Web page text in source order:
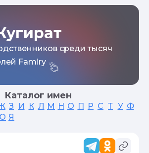
среди тысяч
Famiry
Каталог имен
З И К Л М Н О П Р С Т У Ф
Я